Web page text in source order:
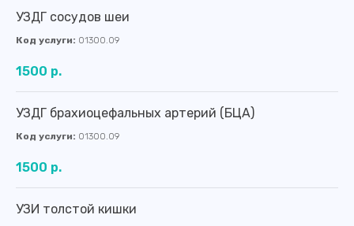
УЗДГ сосудов шеи
Код услуги: 01300.09
1500 р.
УЗДГ брахиоцефальных артерий (БЦА)
Код услуги: 01300.09
1500 р.
УЗИ толстой кишки